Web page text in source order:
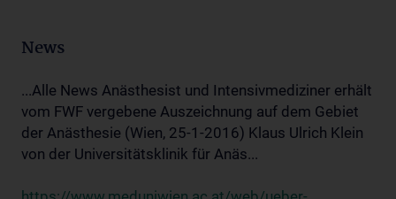
News
...Alle News Anästhesist und Intensivmediziner erhält
vom FWF vergebene Auszeichnung auf dem Gebiet
der Anästhesie (Wien, 25-1-2016) Klaus Ulrich Klein
von der Universitätsklinik für Anäs...